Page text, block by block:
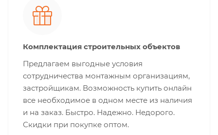
Комплектация строительных объектов
Предлагаем выгодные условия
сотрудничества монтажным организациям,
застройщикам. Возможность купить онлайн
все необходимое в одном месте из наличия
и на заказ. Быстро. Надежно. Недорого.
Скидки при покупке оптом.